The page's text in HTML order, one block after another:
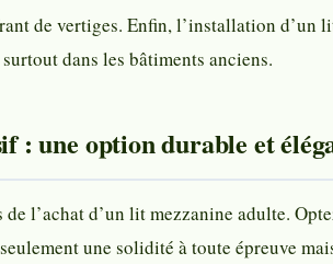
de vertiges. Enfin, l’installation d’un
dans les bâtiments anciens.
: une option durable et
l’achat d’un lit mezzanine adulte.
une solidité à toute épreuve